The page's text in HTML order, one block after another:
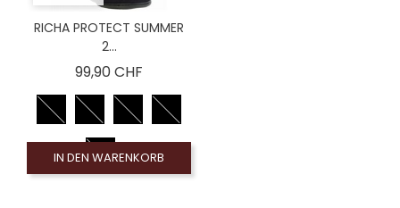
RICHA PROTECT SUMMER
2...
99,90 CHF
IN DEN WARENKORB